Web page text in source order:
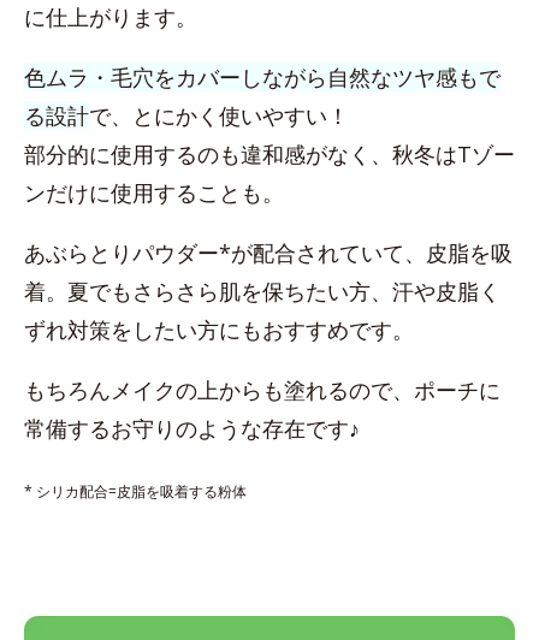
に仕上がります。
色ムラ・毛穴をカバーしながら自然なツヤ感もで
る設計で、とにかく使いやすい！
部分的に使用するのも違和感がなく、秋冬はTゾー
ンだけに使用することも。
あぶらとりパウダー*が配合されていて、皮脂を吸
着。夏でもさらさら肌を保ちたい方、汗や皮脂く
ずれ対策をしたい方にもおすすめです。
もちろんメイクの上からも塗れるので、ポーチに
常備するお守りのような存在です♪
* シリカ配合=皮脂を吸着する粉体